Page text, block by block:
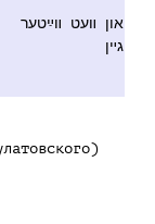
און װעט װײַטער
גײן